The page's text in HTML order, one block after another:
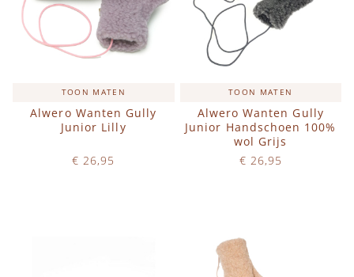
TOON MATEN
Alwero Wanten Gully
Junior Lilly
€ 26,95
TOON MATEN
Alwero Wanten Gully
Junior Handschoen 100%
wol Grijs
€ 26,95